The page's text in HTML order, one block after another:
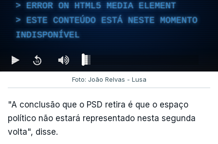
ERROR ON HTML5 MEDIA ELEMENT
ESTE CONTEÚDO ESTÁ NESTE MOMENTO
INDISPONÍVEL
Foto: João Relvas - Lusa
"A conclusão que o PSD retira é que o espaço
político não estará representado nesta segunda
volta", disse.